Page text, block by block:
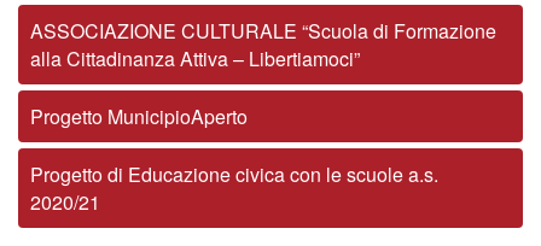
ASSOCIAZIONE CULTURALE “Scuola di Formazione
alla Cittadinanza Attiva – Libertiamoci”
Progetto MunicipioAperto
Progetto di Educazione civica con le scuole a.s.
2020/21